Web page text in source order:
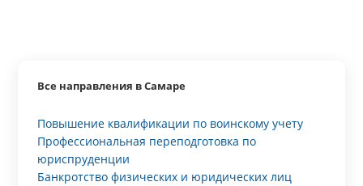
Все направления в Самаре
Повышение квалификации по воинскому учету
Профессиональная переподготовка по
юриспруденции
Банкротство физических и юридических лиц